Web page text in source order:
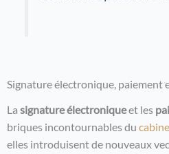
Signature électronique, paiement
La signature électroniqueet les
briques incontournables du
elles introduisent de nouveaux